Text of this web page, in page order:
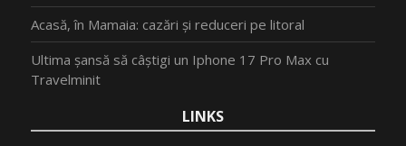
Acasă, în Mamaia: cazări și reduceri pe litoral
Ultima șansă să câștigi un Iphone 17 Pro Max cu
Travelminit
LINKS